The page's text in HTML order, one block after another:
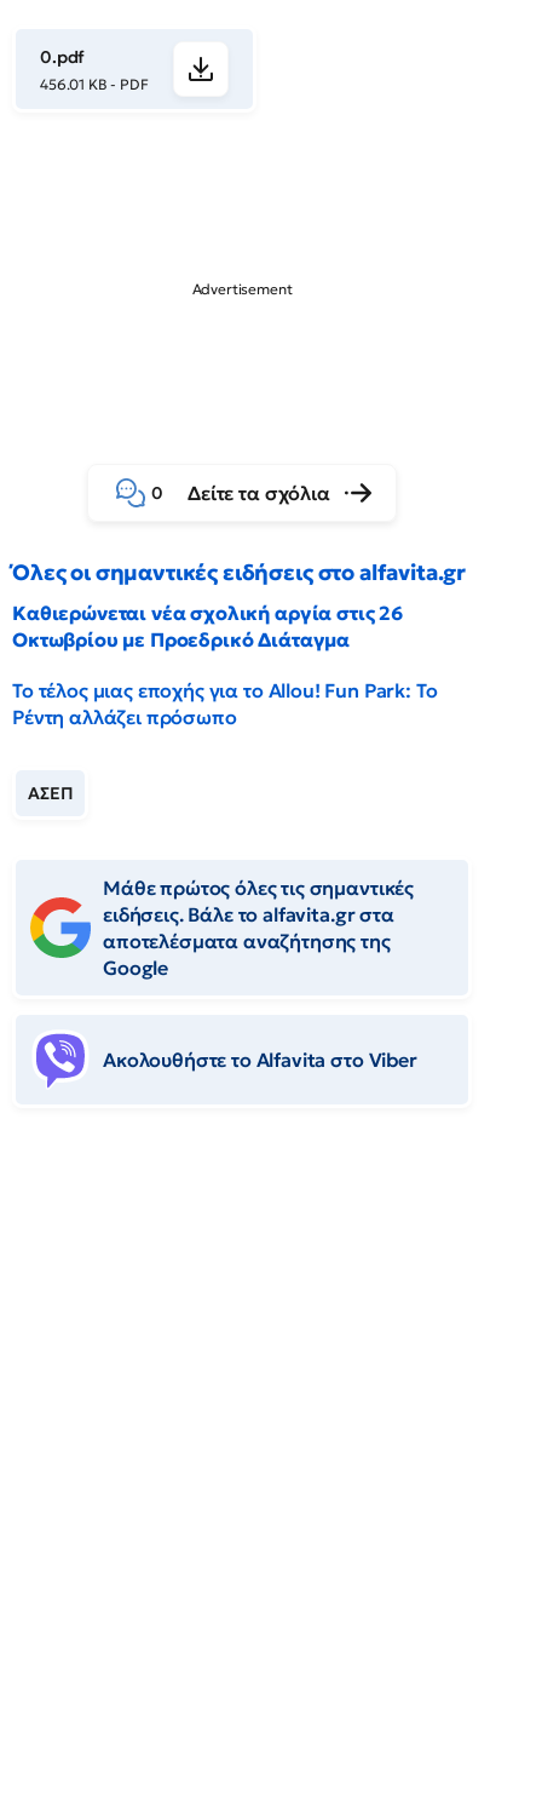
0.pdf
456.01 KB - PDF
0 Δείτε τα σχόλια
Όλες οι σημαντικές ειδήσεις στο alfavita.gr
Καθιερώνεται νέα σχολική αργία στις 26
Οκτωβρίου με Προεδρικό Διάταγμα
Το τέλος μιας εποχής για το Allou! Fun Park: Το
Ρέντη αλλάζει πρόσωπο
ΑΣΕΠ
Μάθε πρώτος όλες τις σημαντικές
ειδήσεις. Βάλε το alfavita.gr στα
αποτελέσματα αναζήτησης της
Google
Ακολουθήστε το Αlfavita στο Viber